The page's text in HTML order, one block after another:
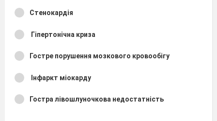
Стенокардія
Гіпертонічна криза
Гостре порушення мозкового кровообігу
Інфаркт міокарду
Гостра лівошлуночкова недостатність